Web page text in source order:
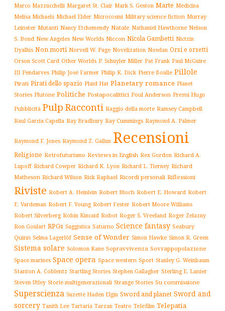
Marco Mazzucchelli Margaret St. Clair Mark S. Geston Marte Medicina
Melisa Michaels Michael Elder Microcosmi Military science fiction Murray
Leinster Mutanti Nancy Etchemendy Natale Nathaniel Hawthorne Nelson
S. Bond New Angeles New Worlds Niccon Nicola Gambetti Nictzin
Dyalhis Non morti Norvell W. Page Novelization Nowlan Orsi e orsetti
Orson Scott Card Other Worlds P. Schuyler Miller Pat Frank Paul McGuire
III Pendarves Philip José Farmer Philip K. Dick Pierre Boulle Pillole
Pirati Pirati dello spazio Plaid Hat Planetary romance Planet
Stories Plutone Politiche Postapocalittici Poul Anderson Premi Hugo
Pubblicità Pulp Racconti Raggio della morte Ramsey Campbell
Raul Garcia Capella Ray Bradbury Ray Cummings Raymond A. Palmer
Raymond F. Jones Raymond Z. Gallun Recensioni
Religione Retrofuturismo Reviews in English Rex Gordon Richard A.
Lupoff Richard Cowper Richard K. Lyon Richard L. Tierney Richard
Matheson Richard Wilson Rick Raphael Ricordi personali Riflessioni
Riviste Robert A. Heinlein Robert Bloch Robert E. Howard Robert
E. Vardeman Robert F. Young Robert Fester Robert Moore Williams
Robert Silverberg Robin Kincaid Robot Roger S. Vreeland Roger Zelazny
Ron Goulart RPGs Saggistica Saturno Science fantasy Seabury
Quinn Selma Lagerlöf Sense of Wonder Simon Hawke Simon R. Green
Sistema solare Solomon Kane Sopravvivenza Sovrappopolazione
Space marines Space opera Space western Sport Stanley G. Weinbaum
Stanton A. Coblentz Startling Stories Stephen Gallagher Sterling E. Lanier
Steven Utley Storie multigenerazionali Strange Stories Su commissione
Superscienza Suzette Haden Elgin Sword and planet Sword and
sorcery Tanith Lee Tartaria Tarzan Teatro Telefilm Telepatia